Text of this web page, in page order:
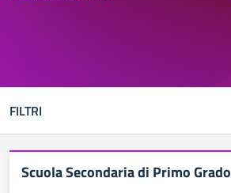
FILTRI
Scuola Secondaria di Primo Grado